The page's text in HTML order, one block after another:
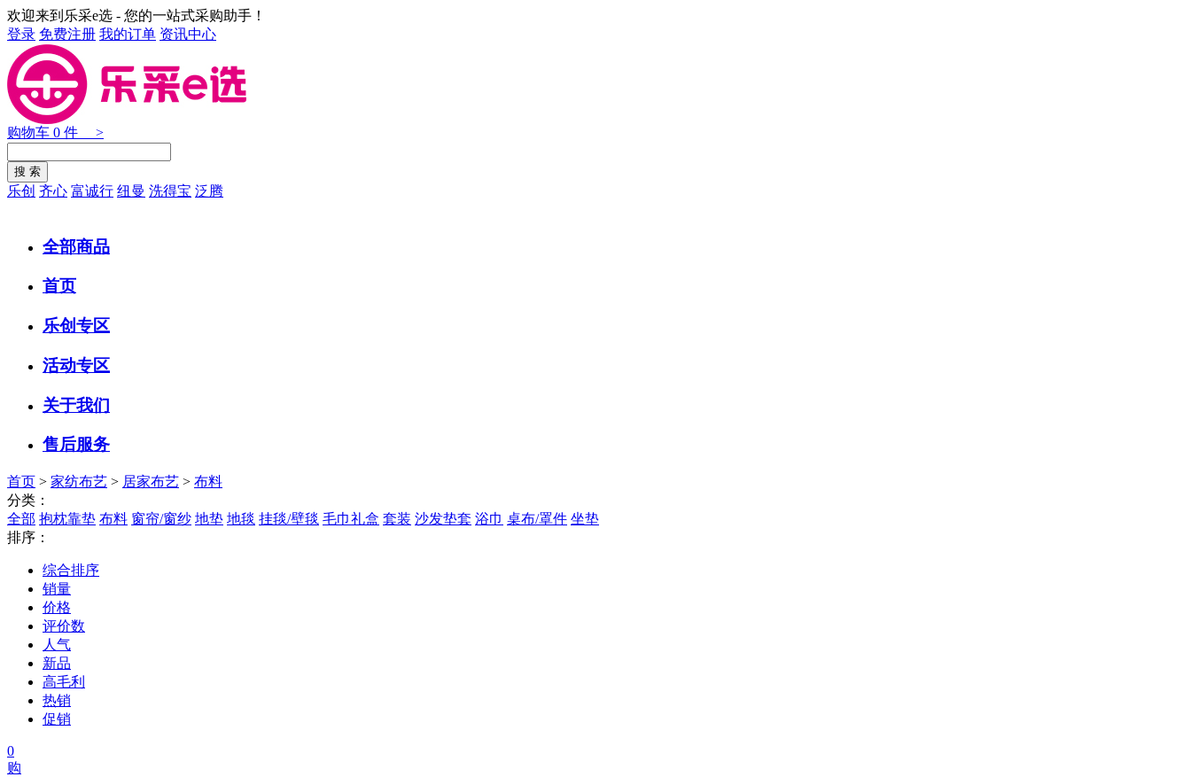
欢迎来到乐采e选 - 您的一站式采购助手！
登录 免费注册 我的订单 资讯中心
购物车 0 件 >
乐创 齐心 富诚行 纽曼 洗得宝 泛腾
全部商品
首页
乐创专区
活动专区
关于我们
售后服务
首页 > 家纺布艺 > 居家布艺 > 布料
分类：
全部 抱枕靠垫 布料 窗帘/窗纱 地垫 地毯 挂毯/壁毯 毛巾礼盒 套装 沙发垫套 浴巾 桌布/罩件 坐垫
排序：
综合排序
销量
价格
评价数
人气
新品
高毛利
热销
促销
0
购